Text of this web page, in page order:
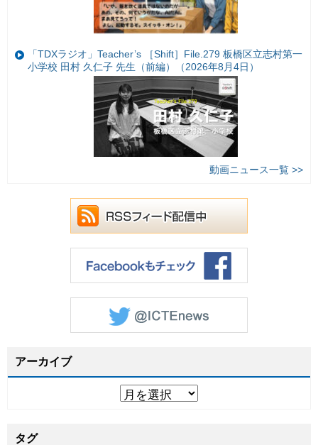
「TDXラジオ」Teacher’s ［Shift］File.279 板橋区立志村第一
小学校 田村 久仁子 先生（前編）（2026年8月4日）
動画ニュース一覧 >>
アーカイブ
タグ